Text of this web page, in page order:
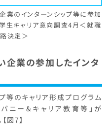
業のインターンシップ等に参加
生キャリア意向調査4月＜就職
決定＞
業の参加したインタ
等のキャリア形成プログラム
ニー&キャリア教育等」が
図7】